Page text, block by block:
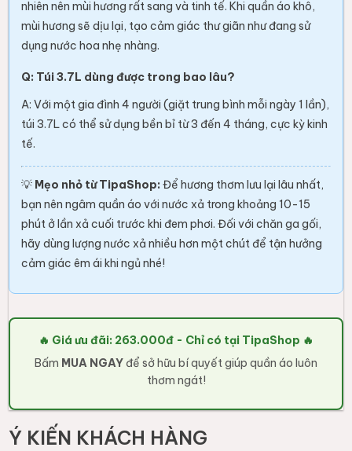
nhiên nên mùi hương rất sang và tinh tế. Khi quần áo khô,
mùi hương sẽ dịu lại, tạo cảm giác thư giãn như đang sử
dụng nước hoa nhẹ nhàng.
Q: Túi 3.7L dùng được trong bao lâu?
A: Với một gia đình 4 người (giặt trung bình mỗi ngày 1 lần),
túi 3.7L có thể sử dụng bền bỉ từ 3 đến 4 tháng, cực kỳ kinh
tế.
💡 Mẹo nhỏ từ TipaShop: Để hương thơm lưu lại lâu nhất,
bạn nên ngâm quần áo với nước xả trong khoảng 10-15
phút ở lần xả cuối trước khi đem phơi. Đối với chăn ga gối,
hãy dùng lượng nước xả nhiều hơn một chút để tận hưởng
cảm giác êm ái khi ngủ nhé!
🔥 Giá ưu đãi: 263.000đ - Chỉ có tại TipaShop 🔥
Bấm MUA NGAY để sở hữu bí quyết giúp quần áo luôn
thơm ngát!
Ý KIẾN KHÁCH HÀNG